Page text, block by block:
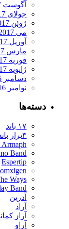
آگوست 2017
جولای 2017
مارس 2017
دسامبر 2016
Armaph و Afgar
Emo Band
Espertip
Homxigen
The Ways
Today Band
آراز کمانگر